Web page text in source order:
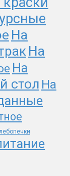
На
На
На
стол На